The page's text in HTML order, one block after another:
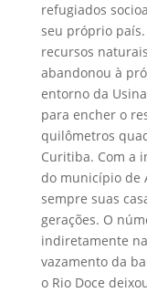
refugiados
seu próprio
recursos
abandonou à
entorno da
para encher o
quilômetros
Curitiba. Com a
do município de
sempre suas
gerações. O
indiretamente
vazamento da
o Rio Doce